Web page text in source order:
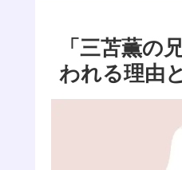
「三苫薫の
われる理由